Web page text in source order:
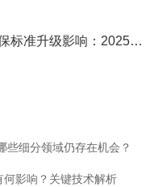
玻璃珠环保标准升级影响：2025年新规下哪些厂家能稳定供货？
些细分领域仍存在机会？
影响？关键技术解析